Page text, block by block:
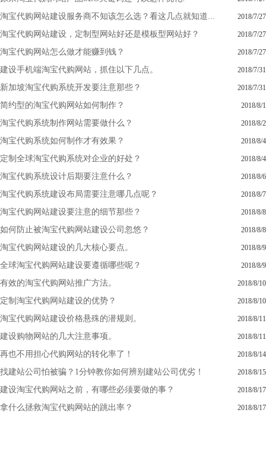
淘宝代购网站建设服务商不知该怎么选？看这几点就知道... 2018/7/27
淘宝代购网站建设，定制型网站好还是模板型网站好？ 2018/7/27
淘宝代购网站怎么做才能赚到钱？ 2018/7/27
建设手机端淘宝代购网站，抓住以下几点。 2018/7/31
新加坡淘宝代购系统开发要注意那些？ 2018/7/31
简约型的淘宝代购网站如何制作？ 2018/8/1
淘宝代购系统制作网站需要做什么？ 2018/8/2
淘宝代购系统如何制作才有效果？ 2018/8/4
定制全球淘宝代购系统对企业的好处？ 2018/8/4
淘宝代购系统设计后期要注意什么？ 2018/8/6
淘宝代购系统建设布局需要注意哪几点呢？ 2018/8/7
淘宝代购网站建设要注意的细节那些？ 2018/8/8
如何防止被淘宝代购网站建设公司忽悠？ 2018/8/8
淘宝代购网站建设的几大核心要点。 2018/8/9
全球淘宝代购网站建设要遵循哪些呢？ 2018/8/9
有效的淘宝代购网站推广方法。 2018/8/10
定制淘宝代购网站建设的优势？ 2018/8/10
淘宝代购网站建设价格悬殊的潜规则。 2018/8/11
建设购物网站的几大注意事项。 2018/8/11
再也不用担心代购网站的转化率了！ 2018/8/14
找建站公司怕被骗？1分钟教你如何辨别建站公司优劣！ 2018/8/15
建设淘宝代购网站之前，有哪些必须要做的事？ 2018/8/17
拿什么拯救淘宝代购网站的跳出率？ 2018/8/17